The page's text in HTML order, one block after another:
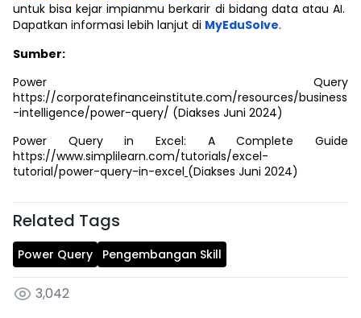
untuk bisa kejar impianmu berkarir di bidang data atau AI.
Dapatkan informasi lebih lanjut di MyEduSolve.
Sumber:
Power Query
https://corporatefinanceinstitute.com/resources/business
-intelligence/power-query/ (Diakses Juni 2024)
Power Query in Excel: A Complete Guide
https://www.simplilearn.com/tutorials/excel-
tutorial/power-query-in-excel (Diakses Juni 2024)
Related Tags
Power Query Pengembangan Skill
3,042